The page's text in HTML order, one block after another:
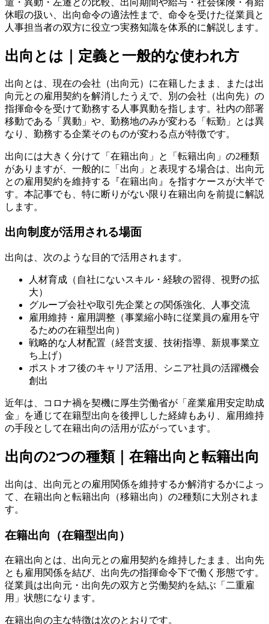
休暇の扱い、出向命令の適法性まで、命令を受けた従業員と
人事担当者の双方に役立つ実務知識を体系的に解説します。
出向とは｜定義と一般的な使われ方
出向とは、現在の会社（出向元）に在籍したまま、または出
向元との雇用契約を解消したうえで、別の会社（出向先）の
指揮命令を受けて勤務する人事異動を指します。社内の部署
移動である「異動」や、勤務地のみが変わる「転勤」とは異
なり、勤務する企業そのものが変わる点が特徴です。
出向には大きく分けて「在籍出向」と「転籍出向」の2種類
がありますが、一般的に「出向」と表現する場合は、出向元
との雇用契約を維持する『在籍出向』を指すケースが大半で
す。本記事でも、特に断りがない限り在籍出向を前提に解説
します。
出向制度が活用される場面
出向は、次のような目的で活用されます。
人材育成（自社にないスキル・経験の習得、視野の拡
大）
グループ会社や取引先企業との関係強化、人事交流
雇用維持・雇用調整（事業縮小時に従業員の雇用を守
るための在籍型出向）
戦略的な人材配置（経営支援、技術指導、新規事業立
ち上げ）
ポストオフ後のキャリア活用、シニア社員の活躍機会
創出
近年は、コロナ禍を契機に厚生労働省が「産業雇用安定助成
金」を通じて在籍型出向を後押しした経緯もあり、雇用維持
の手段として在籍出向の活用が広がっています。
出向の2つの種類｜在籍出向と転籍出向
出向は、出向元との雇用関係を維持するか解消するかによっ
て、在籍出向と転籍出向（移籍出向）の2種類に大別されま
す。
在籍出向（在籍型出向）
在籍出向とは、出向元との雇用契約を維持したまま、出向先
とも雇用関係を結び、出向先の指揮命令下で働く形態です。
従業員は出向元・出向先の双方と労働契約を結ぶ「二重雇
用」状態になります。
在籍出向の主な特徴は次のとおりです。